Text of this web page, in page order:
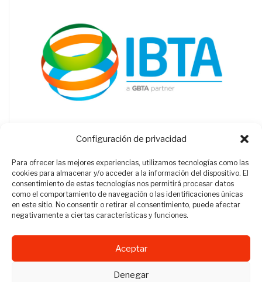
Configuración de privacidad
Para ofrecer las mejores experiencias, utilizamos tecnologías como las
cookies para almacenar y/o acceder a la información del dispositivo. El
consentimiento de estas tecnologías nos permitirá procesar datos
como el comportamiento de navegación o las identificaciones únicas
en este sitio. No consentir o retirar el consentimiento, puede afectar
negativamente a ciertas características y funciones.
Aceptar
Denegar
Revista Travel Manager © 2012 - 2026